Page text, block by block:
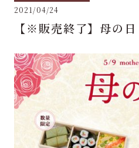
2021/04/24
【※販売終了】母の日